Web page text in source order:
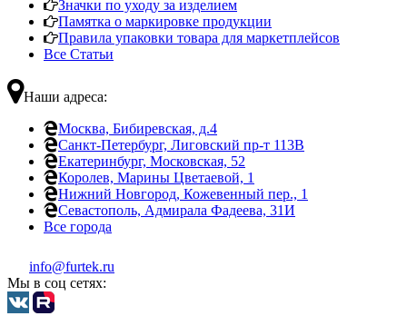
Значки по уходу за изделием
Памятка о маркировке продукции
Правила упаковки товара для маркетплейсов
Все Статьи
Наши адреса:
Москва, Бибиревская, д.4
Санкт-Петербург, Лиговский пр-т 113В
Екатеринбург, Московская, 52
Королев, Марины Цветаевой, 1
Нижний Новгород, Кожевенный пер., 1
Севастополь, Адмирала Фадеева, 31И
Все города
info@furtek.ru
Мы в соц сетях: